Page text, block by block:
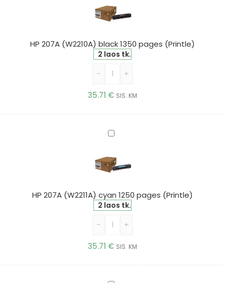
(W2210A)
black
pages
(Printle)
HP 207A (W2210A) black 1350 pages (Printle)
2 laos tk.
- +
35.71 € SIS. KM
HP
(W2211A)
cyan
pages
(Printle)
HP 207A (W2211A) cyan 1250 pages (Printle)
2 laos tk.
- +
35.71 € SIS. KM